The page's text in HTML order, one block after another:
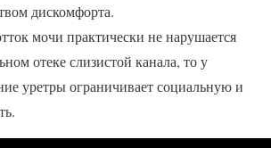
дискомфорта.
мочи практически не нарушается
отеке слизистой канала, то у
уретры ограничивает социальную и